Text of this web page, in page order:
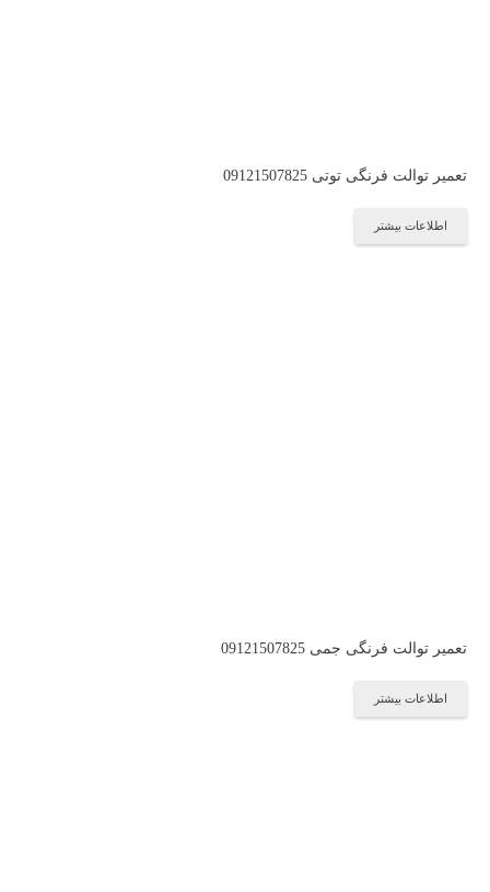
تعمیر توالت فرنگی توتی 09121507825
اطلاعات بیشتر
تعمیر توالت فرنگی جمی 09121507825
اطلاعات بیشتر